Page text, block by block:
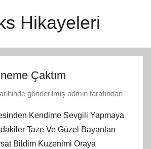
Hikayeleri
Çaktım
gönderilmiş admin tarafından
Kendime Sevgili Yapmaya
Taze Ve Güzel Bayanları
Bildim Kuzenimi Oraya